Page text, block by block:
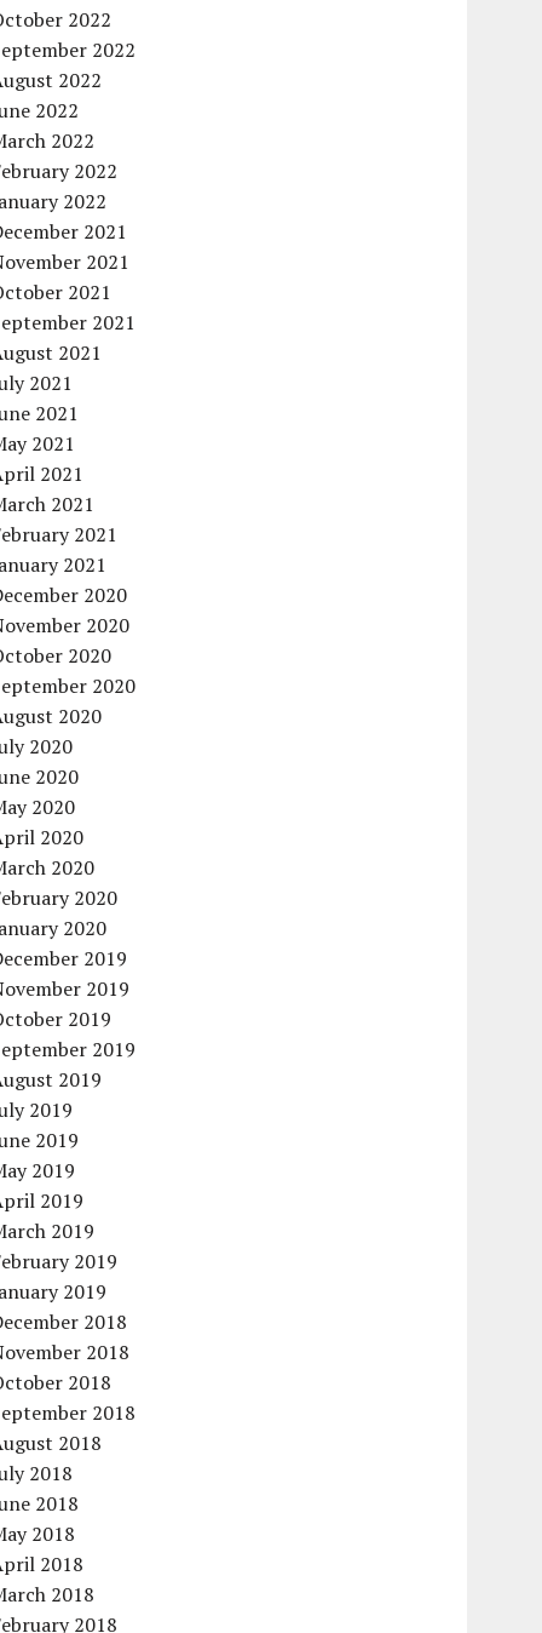
2022
2022
2022
2022
2022
2022
2022
2021
2021
2021
2021
2021
2021
2021
2021
2021
2021
2021
2021
2020
2020
2020
2020
2020
2020
2020
2020
2020
2020
2020
2020
2019
2019
2019
2019
2019
2019
2019
2019
2019
2019
2019
2019
2018
2018
2018
2018
2018
2018
2018
2018
2018
2018
2018